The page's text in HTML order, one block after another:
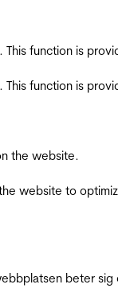
function is
function is
the website.
website to
beter